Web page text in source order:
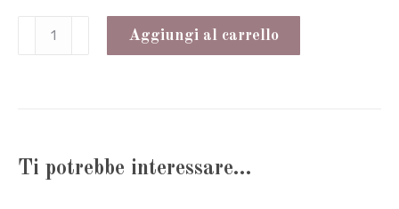
Pifferaio
per
cm
Aggiungi al carrello
Ti potrebbe interessare…